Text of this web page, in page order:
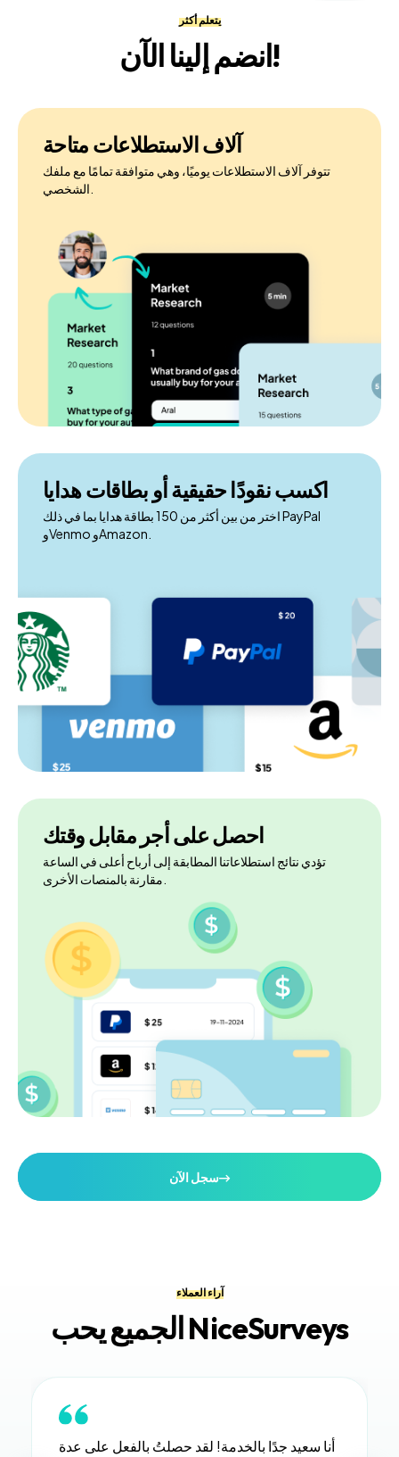
يتعلم أكثر
انضم إلينا الآن!
آلاف الاستطلاعات متاحة
تتوفر آلاف الاستطلاعات يوميًا، وهي متوافقة تمامًا مع ملفك
اكسب نقودًا حقيقية أو بطاقات هدايا
اختر من بين أكثر من 150 بطاقة هدايا بما في ذلك PayPal
وVenmo وAmazon.
احصل على أجر مقابل وقتك
تؤدي نتائج استطلاعاتنا المطابقة إلى أرباح أعلى في الساعة
سجل الآن
آراء العملاء
الجميع يحب NiceSurveys
أنا سعيد جدًا بالخدمة! لقد حصلتُ بالفعل على عدة